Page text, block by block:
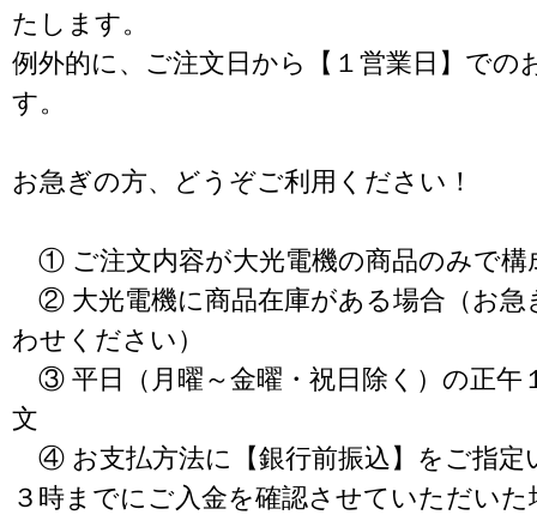
たします。
例外的に、ご注文日から【１営業日】での
す。
お急ぎの方、どうぞご利用ください！
① ご注文内容が大光電機の商品のみで構
② 大光電機に商品在庫がある場合（お急
わせください）
③ 平日（月曜～金曜・祝日除く）の正午
文
④ お支払方法に【銀行前振込】をご指定
３時までにご入金を確認させていただいた